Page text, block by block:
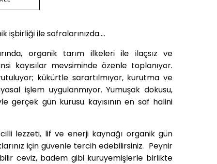
işbirliği ile sofralarınızda....
organik tarım ilkeleri ile ilaçsız ve
kayısılar mevsiminde özenle toplanıyor.
kükürtle sarartılmıyor, kurutma ve
işlem uygulanmıyor. Yumuşak dokusu,
gerçek gün kurusu kayısının en saf halini
lezzeti, lif ve enerji kaynağı organik gün
için güvenle tercih edebilirsiniz. Peynir
ceviz, badem gibi kuruyemişlerle birlikte